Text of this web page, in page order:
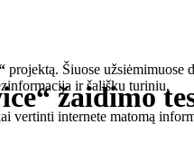
žaidimo
projektą. Šiuose
ir šališku turiniu.
vertinti internete matomą